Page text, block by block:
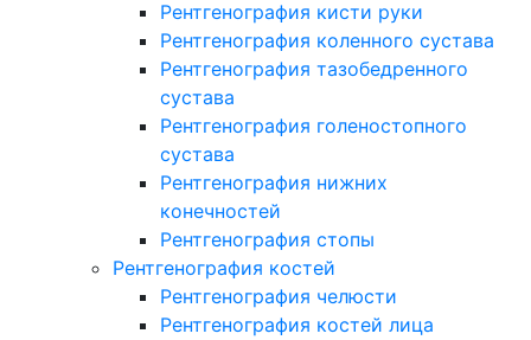
Рентгенография кисти руки
Рентгенография коленного сустава
Рентгенография тазобедренного
сустава
Рентгенография голеностопного
сустава
Рентгенография нижних
конечностей
Рентгенография стопы
Рентгенография костей
Рентгенография челюсти
Рентгенография костей лица